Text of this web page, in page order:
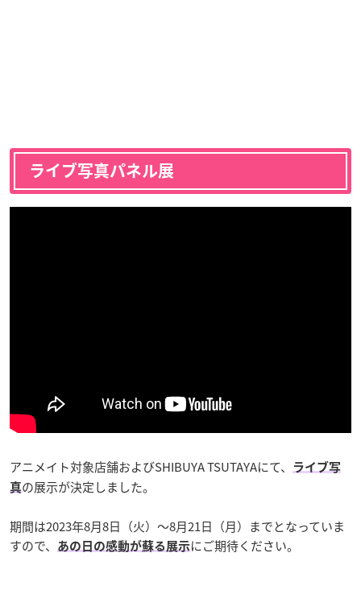
ライブ写真パネル展
アニメイト対象店舗およびSHIBUYA TSUTAYAにて、
ライブ写
真の展示が決定しました。
期間は2023年8月8日（火）～8月21日（月）までとなっていま
すので、
あの日の感動が蘇る展示にご期待ください。